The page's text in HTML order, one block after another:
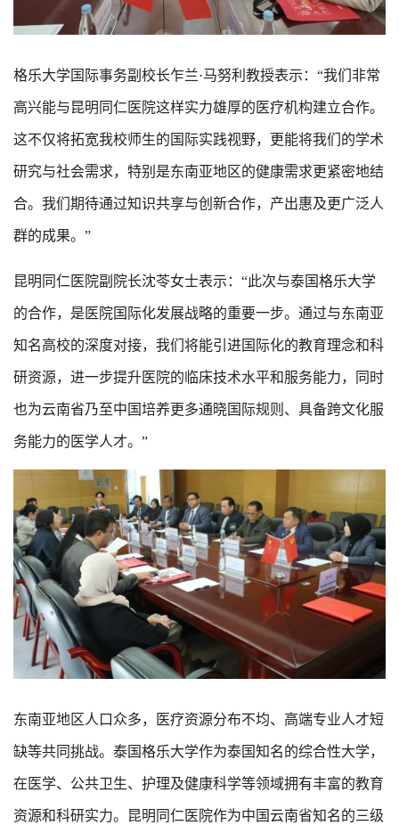
格乐大学国际事务副校长乍兰·马努利教授表示：“我们非常
高兴能与昆明同仁医院这样实力雄厚的医疗机构建立合作。
这不仅将拓宽我校师生的国际实践视野，更能将我们的学术
研究与社会需求，特别是东南亚地区的健康需求更紧密地结
合。我们期待通过知识共享与创新合作，产出惠及更广泛人
群的成果。”
昆明同仁医院副院长沈苓女士表示：“此次与泰国格乐大学
的合作，是医院国际化发展战略的重要一步。通过与东南亚
知名高校的深度对接，我们将能引进国际化的教育理念和科
研资源，进一步提升医院的临床技术水平和服务能力，同时
也为云南省乃至中国培养更多通晓国际规则、具备跨文化服
务能力的医学人才。”
东南亚地区人口众多，医疗资源分布不均、高端专业人才短
缺等共同挑战。泰国格乐大学作为泰国知名的综合性大学，
在医学、公共卫生、护理及健康科学等领域拥有丰富的教育
资源和科研实力。昆明同仁医院作为中国云南省知名的三级